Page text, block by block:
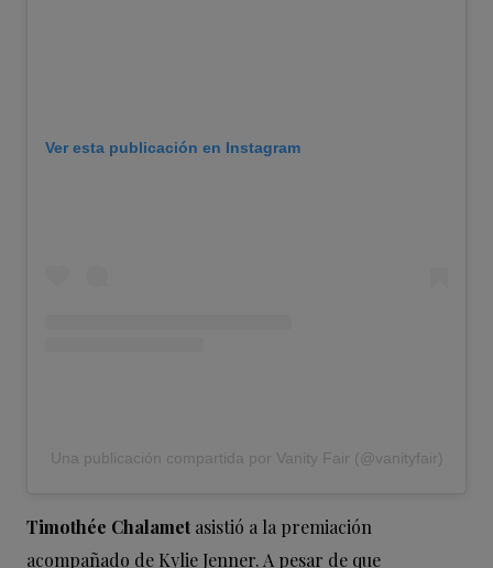
Ver esta publicación en Instagram
Una publicación compartida por Vanity Fair (@vanityfair)
Timothée Chalametasistió a la premiación
acompañado de Kylie Jenner. A pesar de que